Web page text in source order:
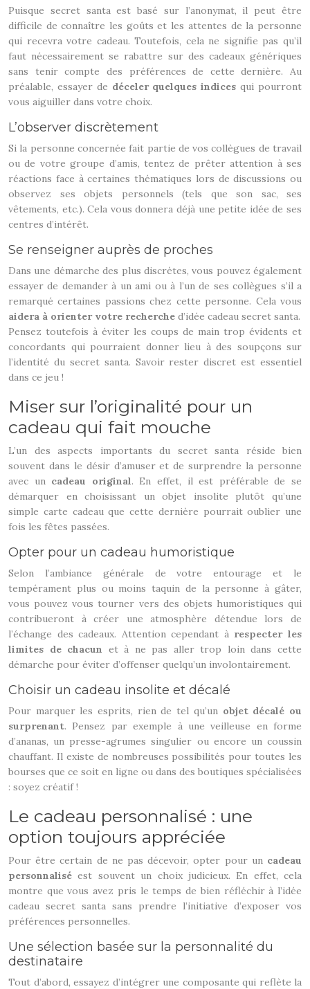
Puisque secret santa est basé sur l’anonymat, il peut être
difficile de connaître les goûts et les attentes de la personne
qui recevra votre cadeau. Toutefois, cela ne signifie pas qu’il
faut nécessairement se rabattre sur des cadeaux génériques
sans tenir compte des préférences de cette dernière. Au
préalable, essayer de déceler quelques indices qui pourront
vous aiguiller dans votre choix.
L’observer discrètement
Si la personne concernée fait partie de vos collègues de travail
ou de votre groupe d’amis, tentez de prêter attention à ses
réactions face à certaines thématiques lors de discussions ou
observez ses objets personnels (tels que son sac, ses
vêtements, etc.). Cela vous donnera déjà une petite idée de ses
centres d’intérêt.
Se renseigner auprès de proches
Dans une démarche des plus discrètes, vous pouvez également
essayer de demander à un ami ou à l’un de ses collègues s’il a
remarqué certaines passions chez cette personne. Cela vous
aidera à orienter votre recherche d’idée cadeau secret santa.
Pensez toutefois à éviter les coups de main trop évidents et
concordants qui pourraient donner lieu à des soupçons sur
l’identité du secret santa. Savoir rester discret est essentiel
dans ce jeu !
Miser sur l’originalité pour un
cadeau qui fait mouche
L’un des aspects importants du secret santa réside bien
souvent dans le désir d’amuser et de surprendre la personne
avec un cadeau original. En effet, il est préférable de se
démarquer en choisissant un objet insolite plutôt qu’une
simple carte cadeau que cette dernière pourrait oublier une
fois les fêtes passées.
Opter pour un cadeau humoristique
Selon l’ambiance générale de votre entourage et le
tempérament plus ou moins taquin de la personne à gâter,
vous pouvez vous tourner vers des objets humoristiques qui
contribueront à créer une atmosphère détendue lors de
l’échange des cadeaux. Attention cependant à respecter les
limites de chacun et à ne pas aller trop loin dans cette
démarche pour éviter d’offenser quelqu’un involontairement.
Choisir un cadeau insolite et décalé
Pour marquer les esprits, rien de tel qu’un objet décalé ou
surprenant. Pensez par exemple à une veilleuse en forme
d’ananas, un presse-agrumes singulier ou encore un coussin
chauffant. Il existe de nombreuses possibilités pour toutes les
bourses que ce soit en ligne ou dans des boutiques spécialisées
: soyez créatif !
Le cadeau personnalisé : une
option toujours appréciée
Pour être certain de ne pas décevoir, opter pour un cadeau
personnalisé est souvent un choix judicieux. En effet, cela
montre que vous avez pris le temps de bien réfléchir à l’idée
cadeau secret santa sans prendre l’initiative d’exposer vos
préférences personnelles.
Une sélection basée sur la personnalité du
destinataire
Tout d’abord, essayez d’intégrer une composante qui reflète la